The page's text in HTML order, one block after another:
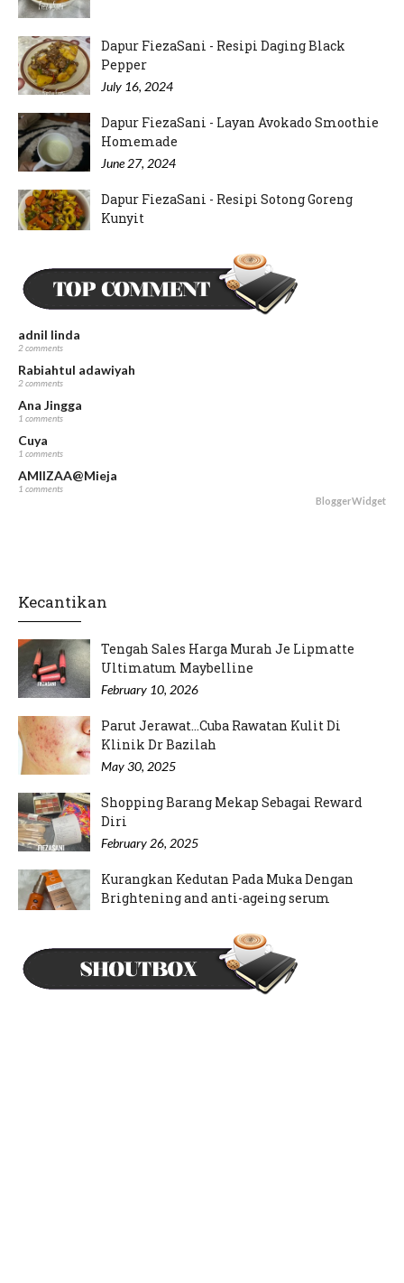
Dapur FiezaSani - Resipi Daging Black
Pepper
July 16, 2024
Dapur FiezaSani - Layan Avokado Smoothie
Homemade
June 27, 2024
Dapur FiezaSani - Resipi Sotong Goreng
Kunyit
Dapur FiezaSani - Resipi Hati Ayam Goreng
Kunyit
adnil linda
2 comments
Rabiahtul adawiyah
2 comments
Ana Jingga
1 comments
Cuya
1 comments
AMIIZAA@Mieja
1 comments
BloggerWidget
Kecantikan
Tengah Sales Harga Murah Je Lipmatte
Ultimatum Maybelline
February 10, 2026
Parut Jerawat...Cuba Rawatan Kulit Di
Klinik Dr Bazilah
May 30, 2025
Shopping Barang Mekap Sebagai Reward
Diri
February 26, 2025
Kurangkan Kedutan Pada Muka Dengan
Brightening and anti-ageing serum
Mood Rajin Nak Pakai Inai Kuku
May 21, 2024